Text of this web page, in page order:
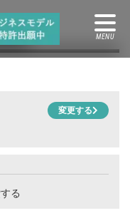
務所
変更する
る